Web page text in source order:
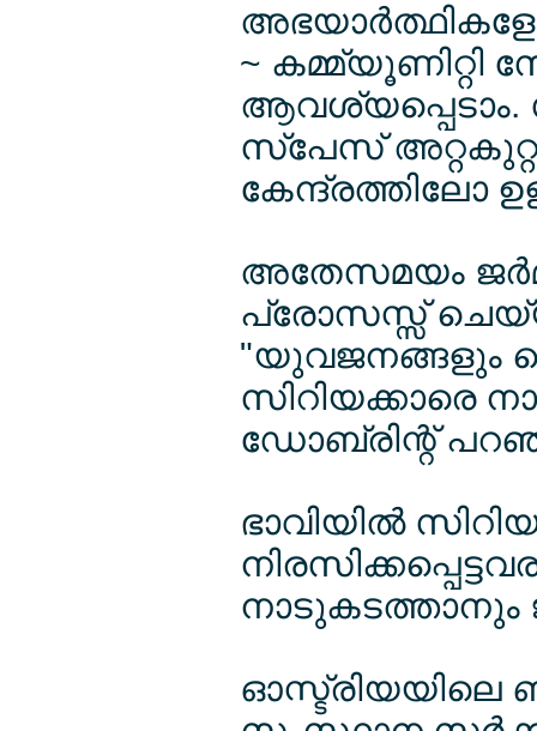
~ കമ്മ്യൂണിറ്റി
ആവശ്യപ്പെടാം.
സ്പേസ്
കേന്ദ്രത്തിലോ
അതേസമയം
പ്രോസസ്സ്
"യുവജനങ്ങളും
സിറിയക്കാരെ
ഡോബ്രിന്റ്
ഭാവിയില്‍
നാടുകടത്താനും